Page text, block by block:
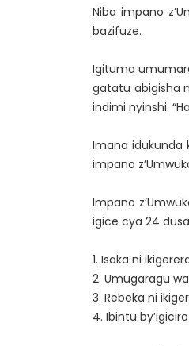
Niba impano
bazifuze.
Igituma
gatatu abigisha
indimi nyinshi.
Imana idukunda
impano
Impano
igice cya 24
1. Isaka ni
2. Umugaragu
3. Rebeka ni
4. Ibintu